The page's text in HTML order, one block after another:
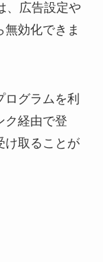
、広告設定や
効化できま
グラムを利
ク経由で登
け取ることが